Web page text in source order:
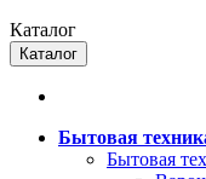
Каталог
Каталог
Бытовая
Бытовая